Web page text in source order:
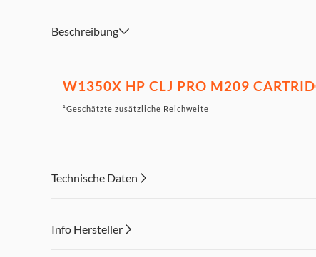
Beschreibung
W1350X HP CLJ PRO M209
¹Geschätzte zusätzliche Reichweite
Technische Daten
Info Hersteller